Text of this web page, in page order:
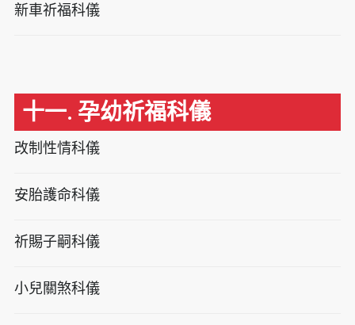
新車祈福科儀
十一. 孕幼祈福科儀
改制性情科儀
安胎護命科儀
祈賜子嗣科儀
小兒關煞科儀